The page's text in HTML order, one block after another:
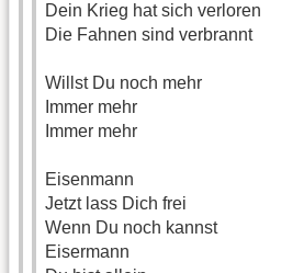
Dein Krieg hat sich verloren
Die Fahnen sind verbrannt
Willst Du noch mehr
Immer mehr
Immer mehr
Eisenmann
Jetzt lass Dich frei
Wenn Du noch kannst
Eisermann